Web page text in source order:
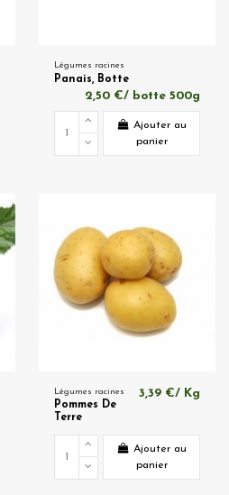
Légumes racines
Panais, Botte
2,50 €/ botte 500g
Ajouter au
panier
Légumes racines
Pommes De
Terre
3,39 €/ Kg
Ajouter au
panier